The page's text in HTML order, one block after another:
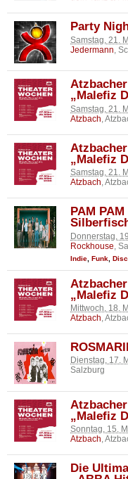
Party
Samstag, 21.
Jedermann ,
„Malefiz
Samstag, 21.
Atzbach ,
„Malefiz
Samstag, 21.
Atzbach,
PAM
Donnerstag,
Rockhouse ,
Indie Funk
„Malefiz
Mittwoch, 18.
Atzbach,
Dienstag, 17.
Salzburg
„Malefiz
Sonntag, 15.
Atzbach,
Die